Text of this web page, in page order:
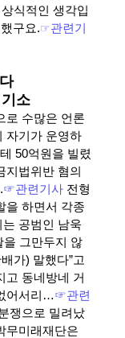
식적인 생각입
구요.☞관련기
소
로 수많은 언론
자기가 운영하
50억원을 빌렸
지법위반 혐의
☞관련기사 전형
을 하면서 각종
공범인 남욱
을 그만두지 않
가) 말했다”고
고 동네방네 거
어서리…☞관련
쟁으로 밀려났
무미래재단은